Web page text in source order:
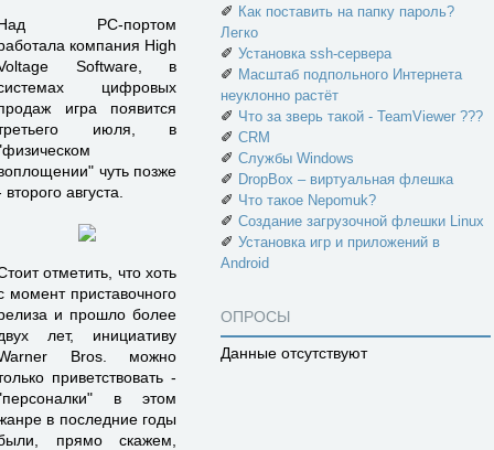
PC-портом
компания High
Software, в
цифровых
игра появится
июля, в
чуть позже
второго августа.
отметить, что хоть
момент приставочного
и прошло более
лет, инициативу
Bros. можно
приветствовать -
в этом
в последние годы
прямо скажем,
✐ Как поставить на папку пароль?
Легко
✐ Установка ssh-сервера
✐ Масштаб подпольного Интернета
неуклонно растёт
✐ Что за зверь такой - TeamViewer ???
✐ CRM
✐ Службы Windows
✐ DropBox – виртуальная флешка
✐ Что такое Nepomuk?
✐ Создание загрузочной флешки Linux
✐ Установка игр и приложений в
Android
ОПРОСЫ
Данные отсутствуют